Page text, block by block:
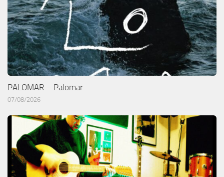
PALOMAR – Palomar
07/08/2026